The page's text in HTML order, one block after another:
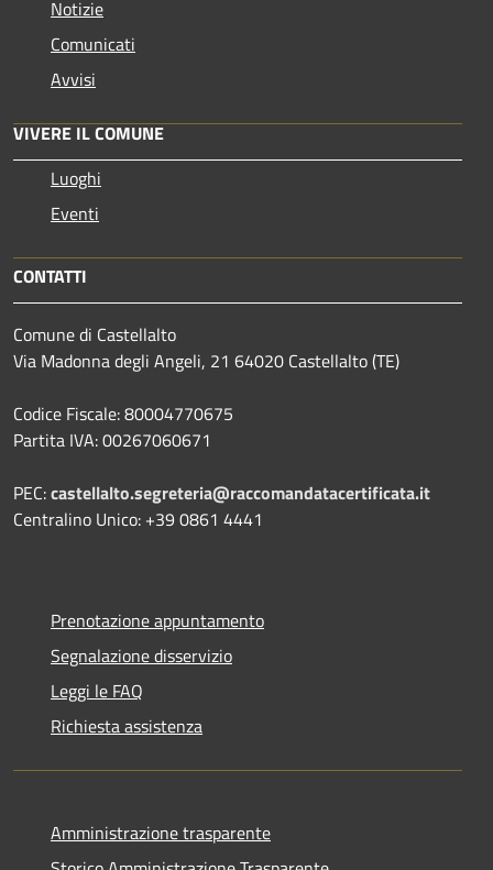
Notizie
Comunicati
Avvisi
VIVERE IL COMUNE
Luoghi
Eventi
CONTATTI
Comune di Castellalto
Via Madonna degli Angeli, 21 64020 Castellalto (TE)
Codice Fiscale: 80004770675
Partita IVA: 00267060671
PEC:castellalto.segreteria@raccomandatacertificata.it
Centralino Unico: +39 0861 4441
Prenotazione appuntamento
Segnalazione disservizio
Leggi le FAQ
Richiesta assistenza
Amministrazione trasparente